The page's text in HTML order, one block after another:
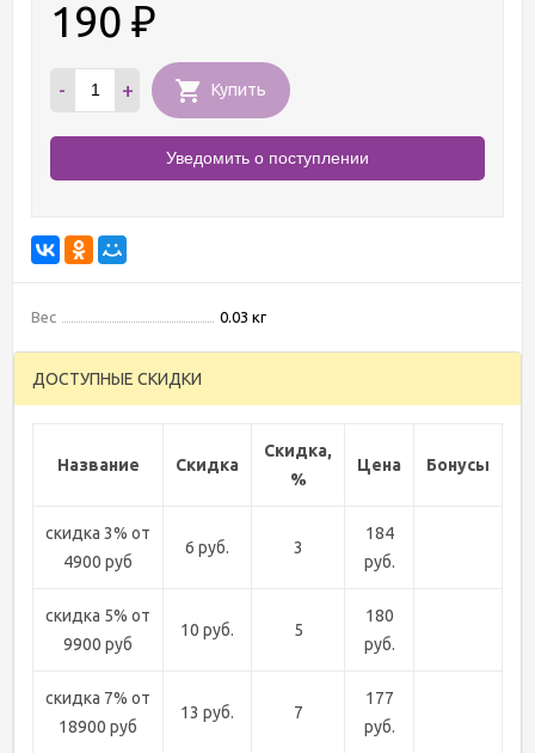
190 ₽
- + Купить
Уведомить о поступлении
Вес 0.03 кг
ДОСТУПНЫЕ СКИДКИ
Название Скидка
Скидка,
%
Цена Бонусы
скидка 3% от
4900 руб
6 руб. 3
184
руб.
скидка 5% от
9900 руб
10 руб. 5
180
руб.
скидка 7% от
18900 руб
13 руб. 7
177
руб.